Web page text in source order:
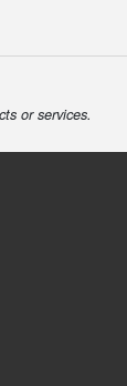
or services.